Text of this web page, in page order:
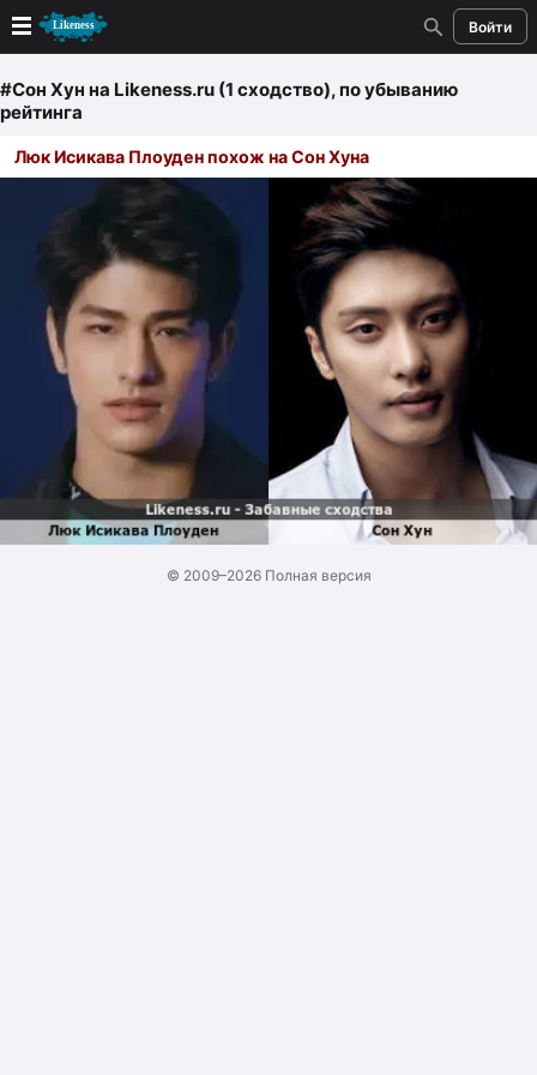
Войти
Новые
Лучшие
Голосование
Кандидаты
Случайное сходство 👍
Создать сходство
Для публикации необходима авторизация
Поиск
#Сон Хун на Likeness.ru (1 сходство), по убыванию
рейтинга
Люк Исикава Плоуден похож на Сон Хуна
© 2009–2026 Полная версия